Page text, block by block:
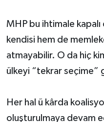
MHP bu ihtimale
kendisi hem de
atmayabilir. O da hiç
ülkeyi “tekrar seçime”
Her hal ü kârda
oluşturulmaya devam